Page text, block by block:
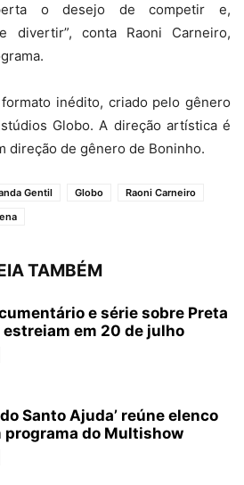
o desejo de competir e,
divertir”, conta Raoni Carneiro,
formato inédito, criado pelo gênero
Globo. A direção artística é
direção de gênero de Boninho.
Gentil Globo
Raoni Carneiro
TAMBÉM
e série sobre Preta
estreiam em 20 de julho
Santo Ajuda’ reúne elenco
programa do Multishow